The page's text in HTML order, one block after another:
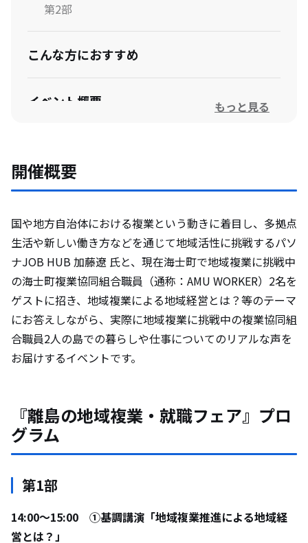
第2部
こんな方におすすめ
イベント概要
について
海士町らしい価値観
もっと見る
開催概要
国や地方自治体における複業という動きに着目し、多拠点
生活や新しい働き方などを通じて地域活性に挑戦するパソ
ナJOB HUB 加藤遼 氏と、現在海士町で地域複業に挑戦中
の海士町複業協同組合職員（通称：AMU WORKER）2名を
ゲストに招き、地域複業による地域経営とは？等のテーマ
にお答えしながら、実際に地域複業に挑戦中の複業協同組
合職員2人の島での暮らしや仕事についてのリアルな声を
お届けするイベントです。
『離島の地域複業・就職フェア』プロ
グラム
第1部
14:00〜15:00 ①基調講演「地域複業推進による地域経
営とは？」